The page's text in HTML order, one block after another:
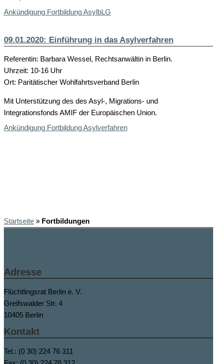
Ankündigung Fortbildung AsylbLG
09.01.2020: Einführung in das Asylverfahren
Referentin: Barbara Wessel, Rechtsanwältin in Berlin.
Uhrzeit: 10-16 Uhr
Ort: Paritätischer Wohlfahrtsverband Berlin
Mit Unterstützung des des Asyl-, Migrations- und
Integrationsfonds AMIF der Europäischen Union.
Ankündigung Fortbildung Asylverfahren
Startseite » Fortbildungen
Adresse
Flüchtlingsrat Berlin e. V.
Greifswalder Str. 4
10405 Berlin
Kontakt
Tel.: (0 30) 224 76 311